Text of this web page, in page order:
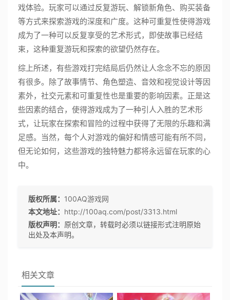
戏体验。玩家可以通过反复游玩、解锁新角色、购买装备
等方式来探索游戏的深度和广度。这种可重复性使得游戏
成为了一种可以反复享受的艺术形式，即使故事已经结
束，这种重复游玩和探索的欲望仍然存在。
综上所述，有些游戏打完结局后仍然让人念念不忘的原因
有很多。除了故事情节、角色塑造、音效和视觉设计等因
素外，社交元素和可重复性也是重要的影响因素。正是这
些因素的结合，使得游戏成为了一种引人入胜的艺术形
式，让玩家在探索和冒险的过程中获得了无限的乐趣和满
足感。当然，每个人对游戏的偏好和情感可能有所不同，
但无论如何，这些游戏的独特魅力都将永远留在玩家的心
中。
版权所属： 100AQ游戏网
本文地址： http://100aq.com/post/3313.html
版权声明： 原创文章，转载时必须以链接形式注明原始
出处及本声明。
相关文章